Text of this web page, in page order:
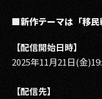
■新作テーマは「移民
【配信開始日時】
2025年11月21日(金
【配信先】